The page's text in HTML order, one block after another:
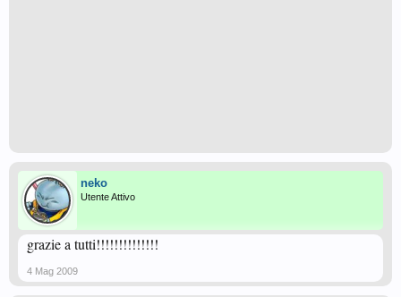
neko
Utente Attivo
grazie a tutti!!!!!!!!!!!!!!
4 Mag 2009